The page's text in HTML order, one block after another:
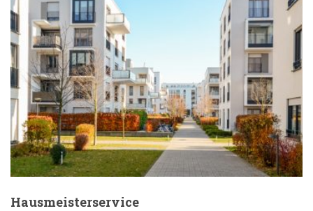
Hausmeisterservice